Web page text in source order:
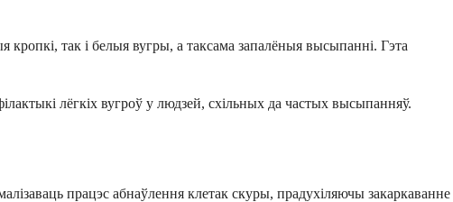
так і белыя вугры, а таксама запалёныя высыпанні. Гэта
лёгкіх вугроў у людзей, схільных да частых высыпанняў.
працэс абнаўлення клетак скуры, прадухіляючы закаркаванне